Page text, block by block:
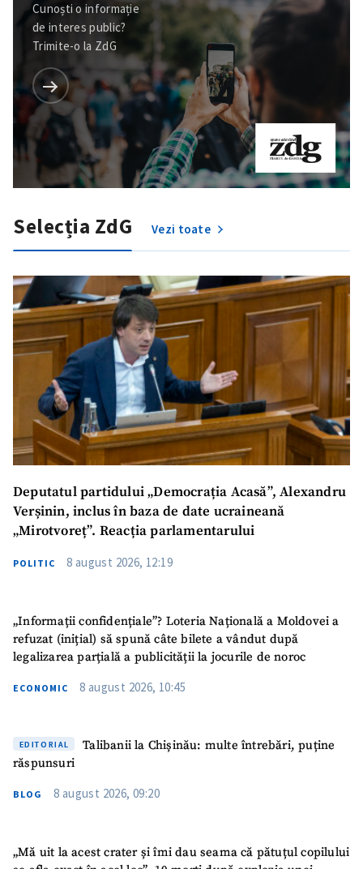
in English
на русском
Cunoști o informație
de interes public?
Trimite-o la ZdG
Selecția ZdG Vezi toate
Deputatul partidului „Democrația Acasă”, Alexandru
Verșinin, inclus în baza de date ucraineană
„Mirotvoreț”. Reacția parlamentarului
POLITIC 8 august 2026, 12:19
„Informații confidențiale”? Loteria Națională a Moldovei a
refuzat (inițial) să spună câte bilete a vândut după
legalizarea parțială a publicității la jocurile de noroc
ECONOMIC 8 august 2026, 10:45
EDITORIAL
Talibanii la Chișinău: multe întrebări, puține
răspunsuri
BLOG 8 august 2026, 09:20
„Mă uit la acest crater și îmi dau seama că pătuțul copilului